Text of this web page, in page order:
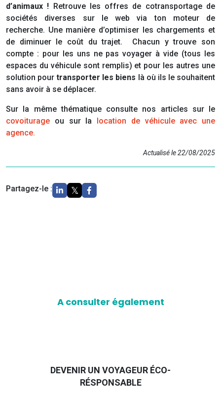
d’animaux ! Retrouve les offres de cotransportage de
sociétés diverses sur le web via ton moteur de
recherche. Une manière d’optimiser les chargements et
de diminuer le coût du trajet. Chacun y trouve son
compte : pour les uns ne pas voyager à vide (tous les
espaces du véhicule sont remplis) et pour les autres une
solution pourtransporter les biens là où ils le souhaitent
sans avoir à se déplacer.
Sur la même thématique consulte nos articles sur le
covoiturage ou sur la location de véhicule avec une
agence.
Actualisé le 22/08/2025
Partagez-le :
A consulter également
DEVENIR UN VOYAGEUR ÉCO-
RÉSPONSABLE